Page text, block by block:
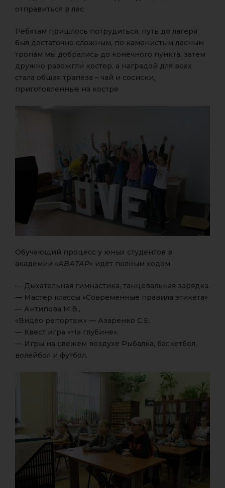
отправиться в лес
Ребятам пришлось потрудиться, путь до лагеря
был достаточно сложным, по каменистым лесным
тропам мы добрались до конечного пункта, затем
дружно разожгли костер, а наградой для всех
стала общая трапеза – чай и сосиски,
приготовленные на костре
Обучающий процесс у юных студентов в
академии «АВАТАР» идёт полным ходом.
— Дыхательная гимнастика, танцевальная зарядка.
— Мастер классы «Современные правила этикета»
— Антипова М.В.,
«Видео репортаж» — Азаренко С.Е.
— Квест игра «На глубине».
— Игры на свежем воздухе Рыбалка, баскетбол,
волейбол и футбол.